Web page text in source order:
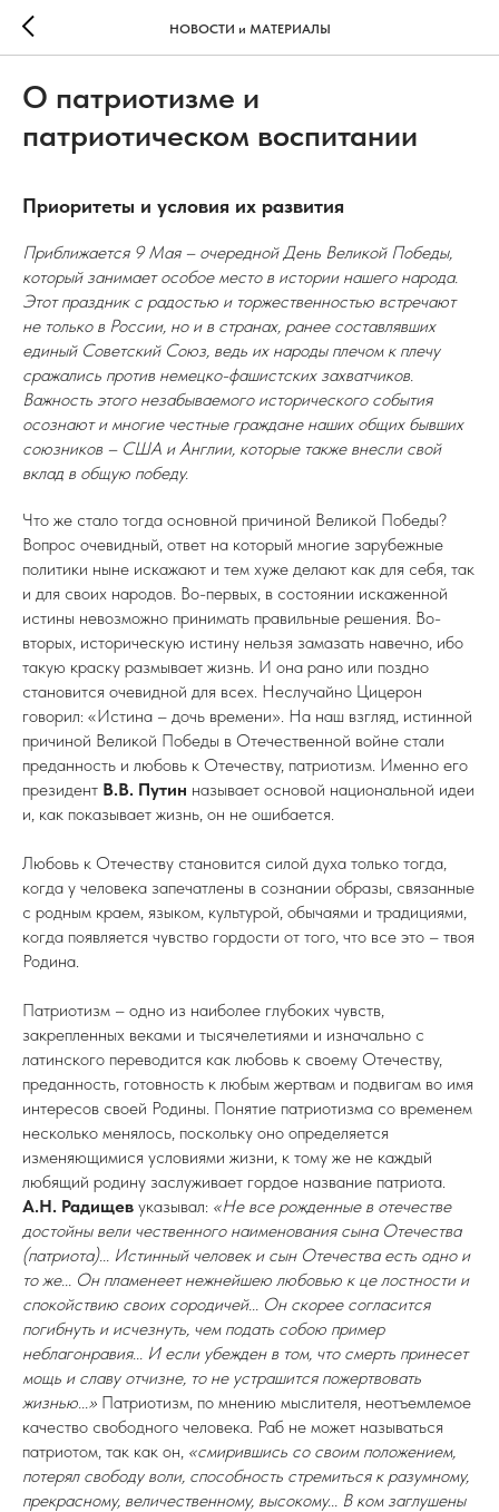
НОВОСТИ и МАТЕРИАЛЫ
О патриотизме и
патриотическом воспитании
Приоритеты и условия их развития
Приближается 9 Мая – очередной День Великой Победы,
который занимает особое место в истории нашего народа.
Этот праздник с радостью и торжественностью встречают
не только в России, но и в странах, ранее составлявших
единый Советский Союз, ведь их народы плечом к плечу
сражались против немецко-фашистских захватчиков.
Важность этого незабываемого исторического события
осознают и многие честные граждане наших общих бывших
союзников – США и Англии, которые также внесли свой
вклад в общую победу.
Что же стало тогда основной причиной Великой Победы?
Вопрос очевидный, ответ на который многие зарубежные
политики ныне искажают и тем хуже делают как для себя, так
и для своих народов. Во-первых, в состоянии искаженной
истины невозможно принимать правильные решения. Во-
вторых, историческую истину нельзя замазать навечно, ибо
такую краску размывает жизнь. И она рано или поздно
становится очевидной для всех. Неслучайно Цицерон
говорил: «Истина – дочь времени». На наш взгляд, истинной
причиной Великой Победы в Отечественной войне стали
преданность и любовь к Отечеству, патриотизм. Именно его
президент В.В. Путин называет основой национальной идеи
и, как показывает жизнь, он не ошибается.
Любовь к Отечеству становится силой духа только тогда,
когда у человека запечатлены в сознании образы, связанные
с родным краем, языком, культурой, обычаями и традициями,
когда появляется чувство гордости от того, что все это – твоя
Родина.
Патриотизм – одно из наиболее глубоких чувств,
закрепленных веками и тысячелетиями и изначально с
латинского переводится как любовь к своему Отечеству,
преданность, готовность к любым жертвам и подвигам во имя
интересов своей Родины. Понятие патриотизма со временем
несколько менялось, поскольку оно определяется
изменяющимися условиями жизни, к тому же не каждый
любящий родину заслуживает гордое название патриота.
А.Н. Радищев указывал: «Не все рожденные в отечестве
достойны вели чественного наименования сына Отечества
(патриота)... Истинный человек и сын Отечества есть одно и
то же... Он пламенеет нежнейшею любовью к це лостности и
спокойствию своих сородичей... Он скорее согласится
погибнуть и исчезнуть, чем подать собою пример
неблагонравия... И если убежден в том, что смерть принесет
мощь и славу отчизне, то не устрашится пожертвовать
жизнью...» Патриотизм, по мнению мыслителя, неотъемлемое
качество свободного человека. Раб не может называться
патриотом, так как он, «смирившись со своим положением,
потерял свободу воли, способность стремиться к разумному,
прекрасному, величественному, высокому... B ком заглушены